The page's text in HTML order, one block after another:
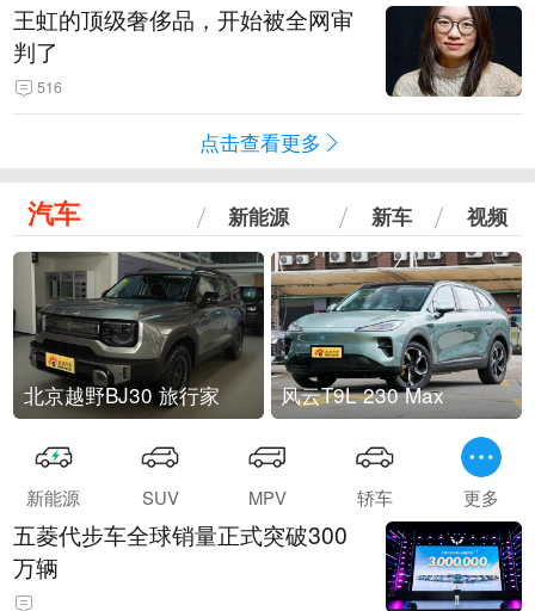
王虹的顶级奢侈品，开始被全网审
判了
516
点击查看更多
汽车 新能源 新车 视频
北京越野BJ30 旅行家 风云T9L 230 Max
新能源 SUV MPV 轿车 更多
五菱代步车全球销量正式突破300
万辆